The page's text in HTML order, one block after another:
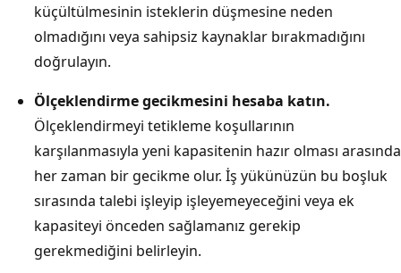
küçültülmesinin isteklerin düşmesine neden
olmadığını veya sahipsiz kaynaklar bırakmadığını
doğrulayın.
Ölçeklendirme gecikmesini hesaba katın.
Ölçeklendirmeyi tetikleme koşullarının
karşılanmasıyla yeni kapasitenin hazır olması arasında
her zaman bir gecikme olur. İş yükünüzün bu boşluk
sırasında talebi işleyip işleyemeyeceğini veya ek
kapasiteyi önceden sağlamanız gerekip
gerekmediğini belirleyin.